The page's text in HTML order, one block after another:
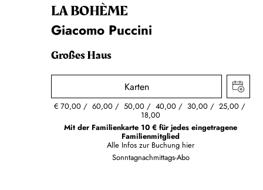
LA BOHÈME
Giacomo Puccini
Großes Haus
Karten
€ 70,00 60,00 50,00 40,00 30,00 25,00
18,00
Mit der Familienkarte 10 € für jedes eingetragene
Familienmitglied
Alle Infos zur Buchung hier
Sonntagnachmittags-Abo